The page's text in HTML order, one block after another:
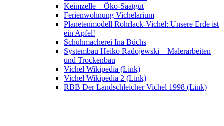
Keimzelle – Öko-Saatgut
Ferienwohnung Vichelarium
Planetenmodell Rohrlack-Vichel: Unsere Erde ist
ein Apfel!
Schuhmacherei Ina Büchs
Systembau Heiko Radojewski – Malerarbeiten
und Trockenbau
Vichel Wikipedia (Link)
Vichel Wikipedia 2 (Link)
RBB Der Landschleicher Vichel 1998 (Link)